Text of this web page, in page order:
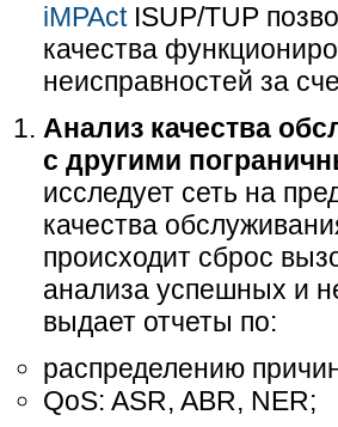
iMPActISUP/TUP
качества
неисправностей за
Анализ качества
с другими
исследует сеть на
качества
происходит сброс
анализа успешных и
выдает отчеты по:
распределению
QoS: ASR, ABR, NER;